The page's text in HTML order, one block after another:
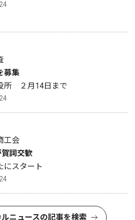
募集
所 ２月14日まで
工会
詞交歓
にスタート
ニュースの記事を検索